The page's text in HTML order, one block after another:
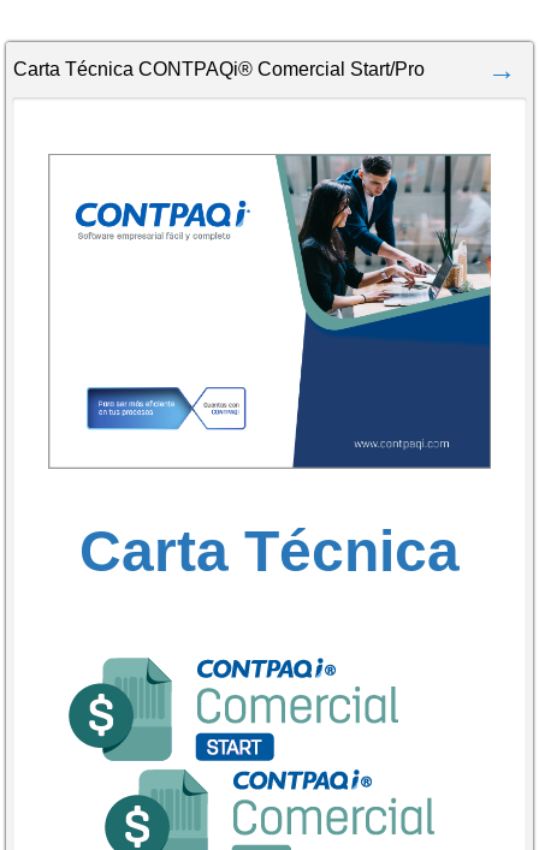
Carta Técnica CONTPAQi® Comercial Start/Pro
Carta Técnica